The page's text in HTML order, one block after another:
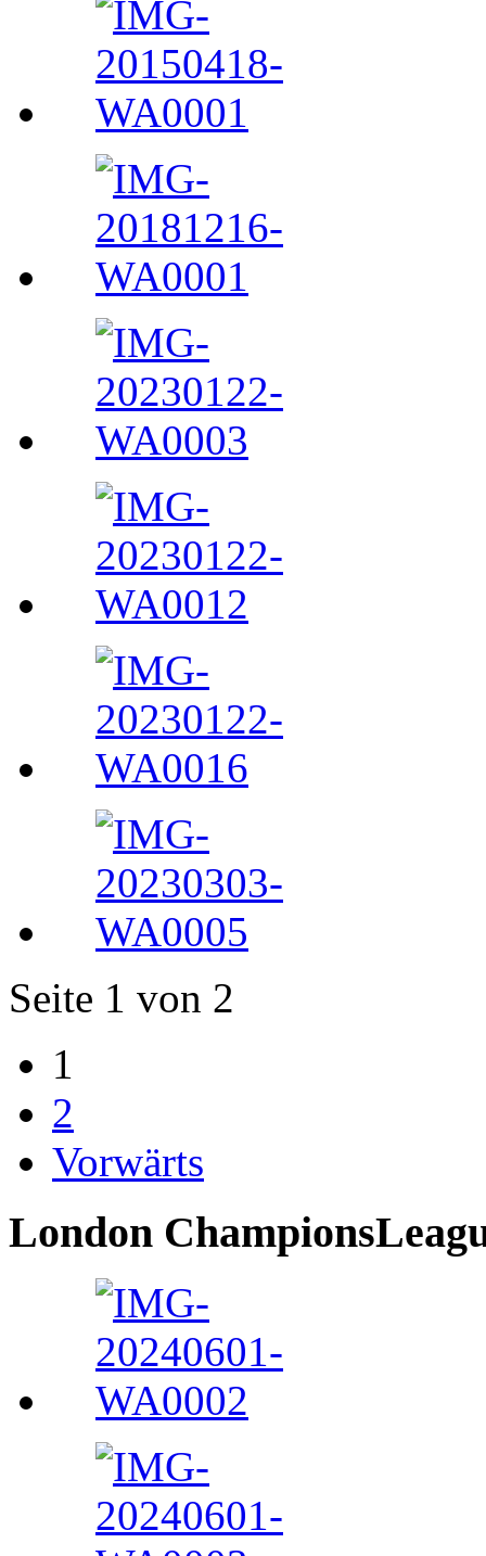
Seite 1 von 2
1
2
Vorwärts
London